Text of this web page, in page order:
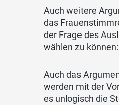
Auch weitere
das
der Frage des
wählen zu
Auch das
werden mit der
es unlogisch die